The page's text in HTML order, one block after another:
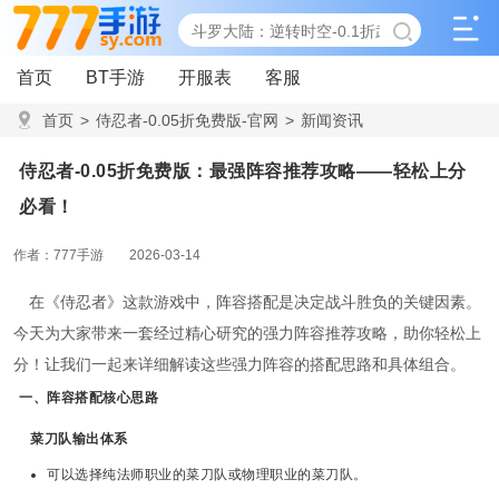
首页 BT手游 开服表 客服
首页 > 侍忍者-0.05折免费版-官网 > 新闻资讯
侍忍者-0.05折免费版：最强阵容推荐攻略——轻松上分
必看！
作者：777手游 2026-03-14
在《侍忍者》这款游戏中，阵容搭配是决定战斗胜负的关键因素。
今天为大家带来一套经过精心研究的强力阵容推荐攻略，助你轻松上
分！让我们一起来详细解读这些强力阵容的搭配思路和具体组合。
一、阵容搭配核心思路
菜刀队输出体系
可以选择纯法师职业的菜刀队或物理职业的菜刀队。